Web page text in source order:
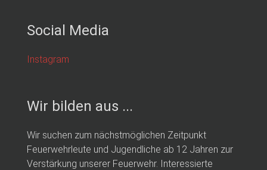
Social Media
Instagram
Wir bilden aus ...
Wir suchen zum nächstmöglichen Zeitpunkt
Feuerwehrleute und Jugendliche ab 12 Jahren zur
Verstärkung unserer Feuerwehr. Interessierte